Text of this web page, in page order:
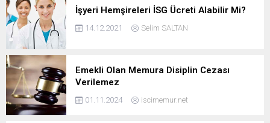
İşyeri Hemşireleri İSG Ücreti Alabilir Mi?
14.12.2021 Selim SALTAN
Emekli Olan Memura Disiplin Cezası
Verilemez
01.11.2024 iscimemur.net